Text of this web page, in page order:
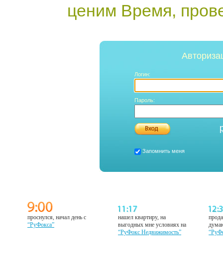
ценим Время,
Логин:
Пароль:
Запомнить меня
проснулся, начал день с
“РуФокса”
нашел квартиру, на
выгодных мне условиях на
“РуФокс Недвижимость”